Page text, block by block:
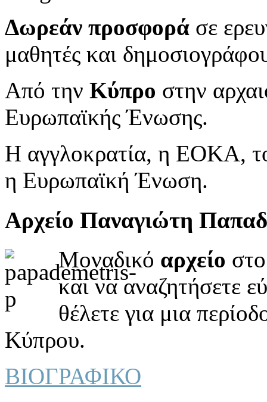
Δωρεάν προσφορά σε
μαθητές και
Από την Κύπρο στην
Ευρωπαϊκής Ένωσης.
Η αγγλοκρατία, η ΕΟΚΑ,
η Ευρωπαϊκή Ένωση.
Αρχείο Παναγιώτη
Μοναδικό αρχείο
και να αναζητήσετε
θέλετε για μια
Κύπρου.
ΒΙΟΓΡΑΦΙΚΟ